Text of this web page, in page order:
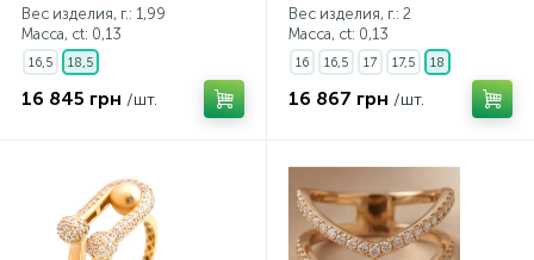
Вес изделия, г.: 1,99
Масса, ct: 0,13
16,5 18,5
16 845 грн /шт.
Вес изделия, г.: 2
Масса, ct: 0,13
16 16,5 17 17,5 18
16 867 грн /шт.